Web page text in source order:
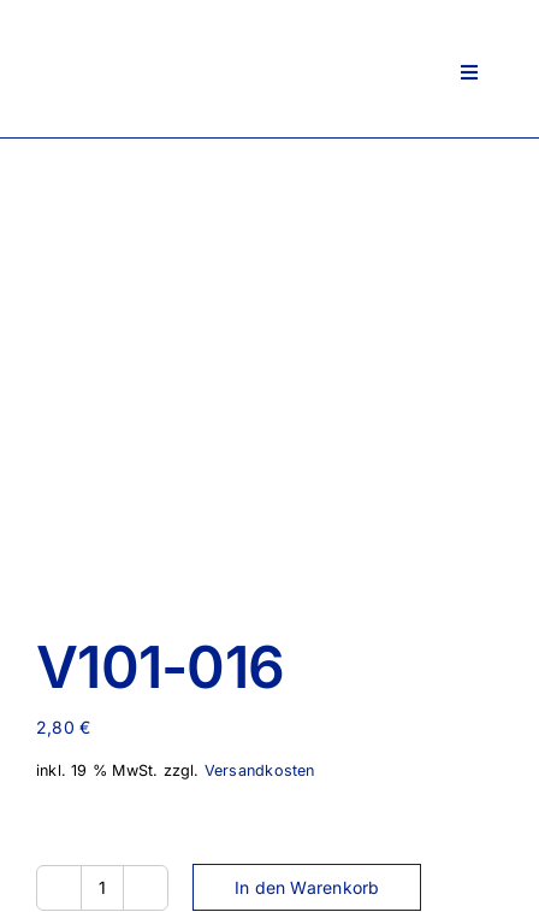
Toggle
V101-016
2,80€
inkl. 19 % MwSt. zzgl. Versandkosten
V101-
In den Warenkorb